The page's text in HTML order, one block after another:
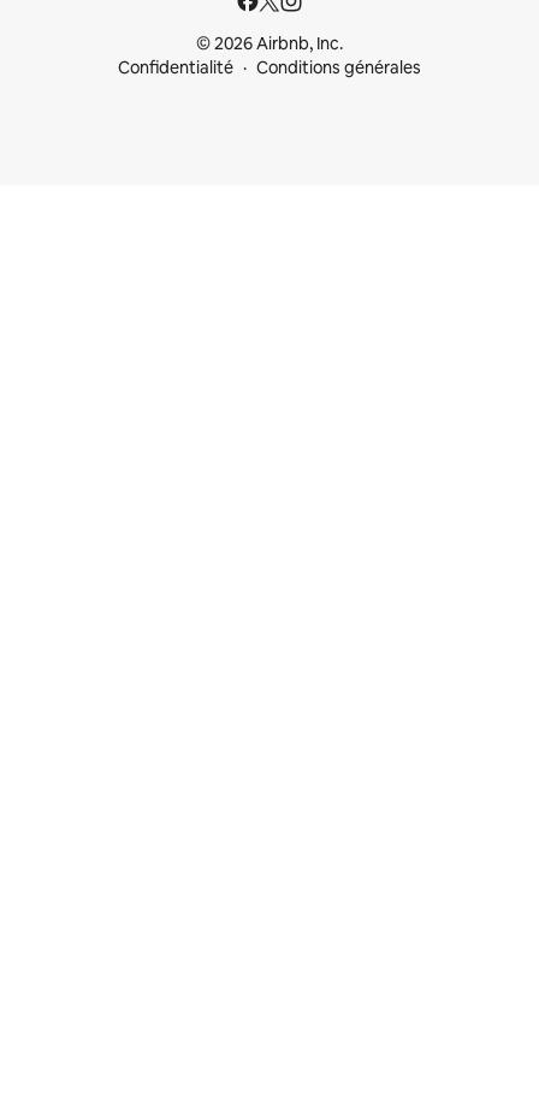
© 2026 Airbnb, Inc.
Confidentialité
Conditions générales